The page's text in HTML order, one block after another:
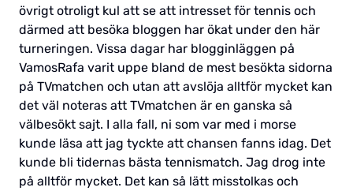
övrigt otroligt kul att se att intresset för tennis och
därmed att besöka bloggen har ökat under den här
turneringen. Vissa dagar har blogginläggen på
VamosRafa varit uppe bland de mest besökta sidorna
på TVmatchen och utan att avslöja alltför mycket kan
det väl noteras att TVmatchen är en ganska så
välbesökt sajt. I alla fall, ni som var med i morse
kunde läsa att jag tyckte att chansen fanns idag. Det
kunde bli tidernas bästa tennismatch. Jag drog inte
på alltför mycket. Det kan så lätt misstolkas och